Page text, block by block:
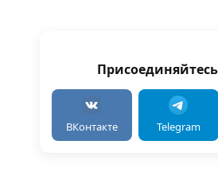
ВКонтакте Telegram